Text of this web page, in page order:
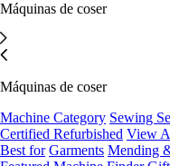
Máquinas de coser
Máquinas de coser
Machine Category Sewing
Certified Refurbished View
Best for Garments Mending